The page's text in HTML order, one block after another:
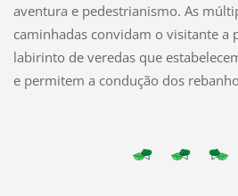
aventura e pedestrianismo. As
caminhadas convidam o visitante
labirinto de veredas que
e permitem a condução dos